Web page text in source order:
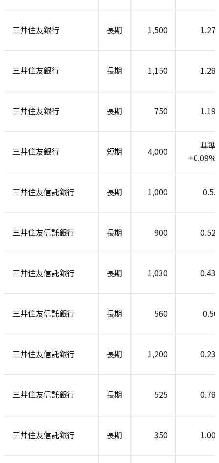
三井住友銀行 長期 1,500
三井住友銀行 長期 1,150
三井住友銀行 長期 750
三井住友銀行 短期 4,000
基準
+0.09%
三井住友信託銀行 長期 1,000
三井住友信託銀行 長期 900
三井住友信託銀行 長期 1,030
三井住友信託銀行 長期 560
三井住友信託銀行 長期 1,200
三井住友信託銀行 長期 525
三井住友信託銀行 長期 350